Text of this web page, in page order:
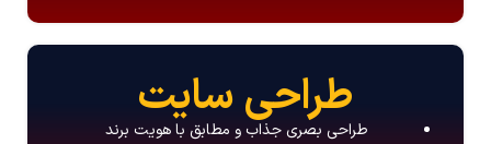
طراحی سایت
طراحی بصری جذاب و مطابق با هویت برند